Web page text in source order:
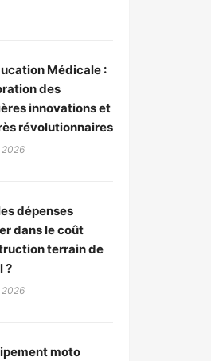
Médicale :
des
innovations et
révolutionnaires
dépenses
dans le coût
terrain de
?
2026
moto